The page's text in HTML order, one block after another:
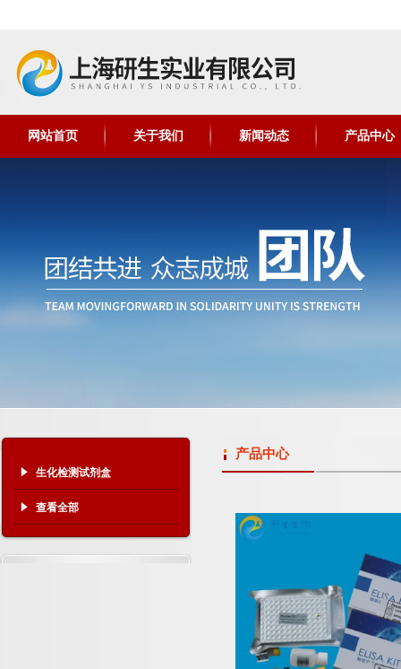
网站首页 关于我们 新闻动态 产品中心
生化检测试剂盒
查看全部
产品中心